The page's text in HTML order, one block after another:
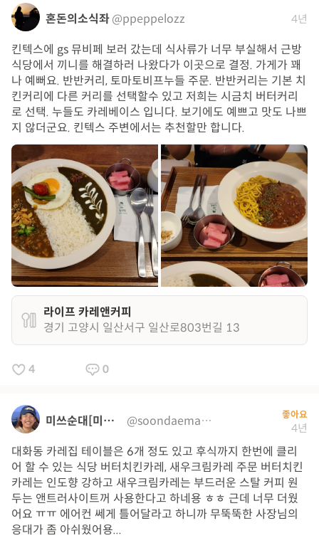
혼돈의소식좌@ppeppelozz 4년
킨텍스에 gs 뮤비페 보러 갔는데 식사류가 너무 부실해서 근방
식당에서 끼니를 해결하러 나왔다가 이곳으로 결정. 가게가 꽤
나 예뻐요. 반반커리, 토마토비프누들 주문. 반반커리는 기본 치
킨커리에 다른 커리를 선택할수 있고 저희는 시금치 버터커리
로 선택. 누들도 카레베이스 입니다. 보기에도 예쁘고 맛도 나쁘
지 않더군요. 킨텍스 주변에서는 추천할만 합니다.
라이프 카레앤커피
경기 고양시 일산서구 일산로803번길 13
4 0
미쓰순대[미순이] @soondaemania 좋아요
4년
대화동 카레집 테이블은 6개 정도 있고 후식까지 한번에 클리
어 할 수 있는 식당 버터치킨카레, 새우크림카레 주문 버터치킨
카레는 인도향 강하고 새우크림카레는 부드러운 스탈 커피 원
두는 앤트러사이트꺼 사용한다고 하네용 ㅎㅎ 근데 너무 더웠
어요 ㅠㅠ 에어컨 쎄게 틀어달라고 하니까 무뚝뚝한 사장님의
응대가 좀 아쉬웠어용...